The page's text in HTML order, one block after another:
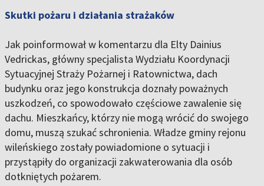
Skutki pożaru i działania strażaków
Jak poinformował w komentarzu dla Elty Dainius
Vedrickas, główny specjalista Wydziału Koordynacji
Sytuacyjnej Straży Pożarnej i Ratownictwa, dach
budynku oraz jego konstrukcja doznały poważnych
uszkodzeń, co spowodowało częściowe zawalenie się
dachu. Mieszkańcy, którzy nie mogą wrócić do swojego
domu, muszą szukać schronienia. Władze gminy rejonu
wileńskiego zostały powiadomione o sytuacji i
przystąpiły do organizacji zakwaterowania dla osób
dotkniętych pożarem.